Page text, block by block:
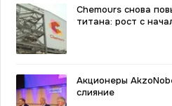
Chemours снова
титана: рост с
Акционеры
слияние